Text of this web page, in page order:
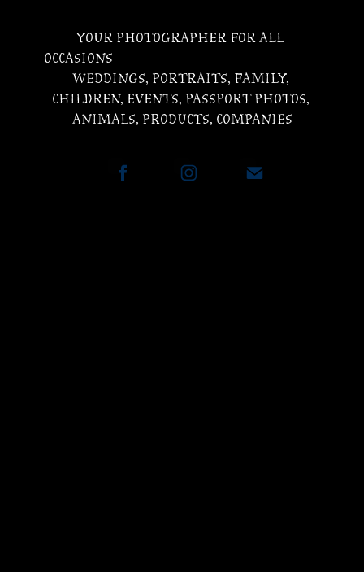
YOUR PHOTOGRAPHER FOR ALL
OCCASIONS
WEDDINGS, PORTRAITS, FAMILY,
CHILDREN, EVENTS, PASSPORT PHOTOS,
ANIMALS, PRODUCTS, COMPANIES